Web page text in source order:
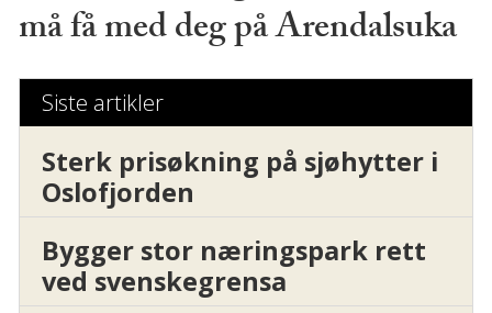
må få med deg på Arendalsuka
Siste artikler
Sterk prisøkning på sjøhytter i
Oslofjorden
Bygger stor næringspark rett
ved svenskegrensa